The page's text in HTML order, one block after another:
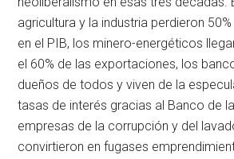
agricultura y la industria perdieron
en el PIB, los minero-energéticos
el 60% de las exportaciones, los
dueños de todos y viven de la
tasas de interés gracias al Banco de
empresas de la corrupción y del
convirtieron en fugases